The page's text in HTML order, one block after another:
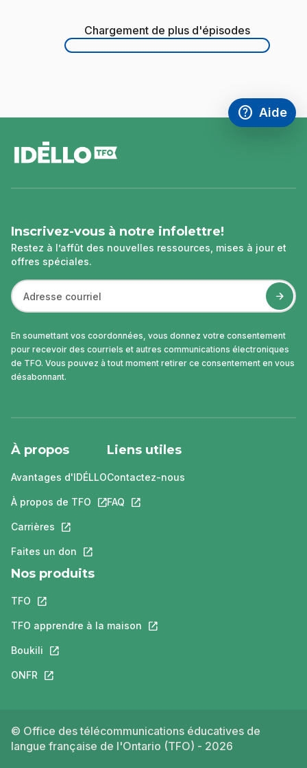
Chargement de plus d'épisodes
help
Accéder à
Aide
,Ce lien
de
page
Inscrivez-vous à notre infolettre!
Restez à l’affût des nouvelles ressources, mises à jour et
offres spéciales.
En soumettant vos coordonnées, vous donnez votre consentement
pour recevoir des courriels et autres communications électroniques
de TFO. Vous pouvez à tout moment retirer ce consentement en vous
désabonnant.
À propos
Avantages d'IDÉLLO
À propos de TFO Ce lien s'ouvrira dans un nouvel onglet.
Carrières Ce lien s'ouvrira dans un nouvel onglet.
Faites un don Ce lien s'ouvrira dans un nouvel onglet.
Liens utiles
Contactez-nous
FAQ Ce lien s'ouvrira dans un nouvel
Nos produits
TFO Ce lien s'ouvrira dans un nouvel onglet.
TFO apprendre à la maison Ce lien s'ouvrira dans un nouvel
Boukili Ce lien s'ouvrira dans un nouvel onglet.
ONFR Ce lien s'ouvrira dans un nouvel onglet.
© Office des télécommunications éducatives de
langue française de l'Ontario (TFO) - 2026